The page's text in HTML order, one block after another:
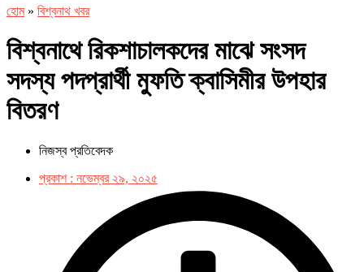
হোম» বিশ্বনাথ খবর
বিশ্বনাথে রিকশাচালকদের মাঝে সংসদ
সদস্য পদপ্রার্থী মুফতি ক্বাসিমীর উপহার
বিতরণ
নিজস্ব প্রতিবেদক
প্রকাশ : নভেম্বর ২৯, ২০২৫